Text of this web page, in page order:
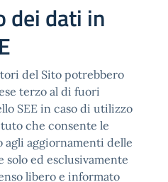
dei dati in
del Sito potrebbero
terzo al di fuori
SEE in caso di utilizzo
che consente le
aggiornamenti delle
solo ed esclusivamente
libero e informato